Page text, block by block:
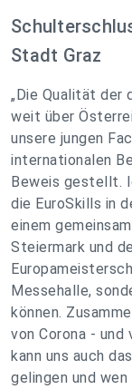
Stadt Graz
„Die Qualität der
weit über
unsere jungen
internationalen
Beweis gestellt.
die EuroSkills in
einem
Steiermark und
Messehalle,
können.
von Corona - und
kann uns auch
gelingen und wen